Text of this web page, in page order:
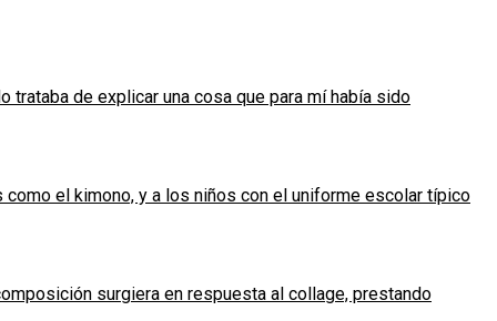
trataba de explicar una cosa que para mí había sido
como el kimono, y a los niños con el uniforme escolar típico
surgiera en respuesta al collage, prestando